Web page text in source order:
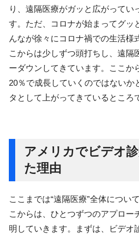
り、遠隔医療がガッと広がってい
す。ただ、コロナが始まってグッ
んなが徐々にコロナ禍での生活様
こからは少しずつ頭打ちし、遠隔
ーダウンしてきています。ここか
20％で成長していくのではないか
タとして上がってきているところ
アメリカでビデオ
た理由
ここまでは“遠隔医療”全体につい
こからは、ひとつずつのアプロー
明していきます。まずは、ビデオ